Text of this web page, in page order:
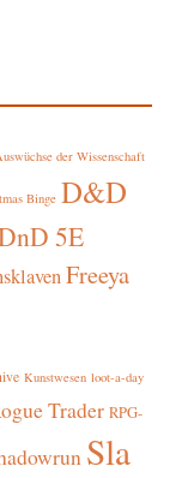
der Wissenschaft
Binge D&D
5E
Freeya
Kunstwesen loot-a-day
Trader RPG-
Sla